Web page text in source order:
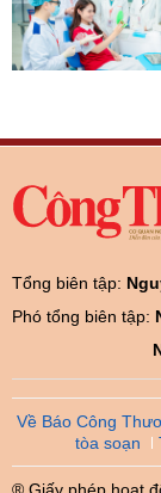
Tổng biên tập:
Phó tổng biên tập:
Về Báo Công
tòa soạn